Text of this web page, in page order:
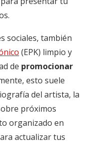
sociales, también
(EPK) limpio y
de promocionar
esto suele
del artista, la
próximos
organizado en
actualizar tus